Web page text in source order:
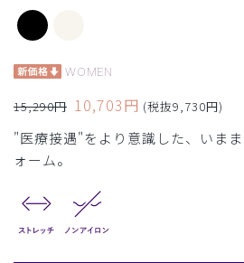
WOMEN
15,290円 10,703円 (税抜9,730円)
"医療接遇"をより意識した、いま
ォーム。